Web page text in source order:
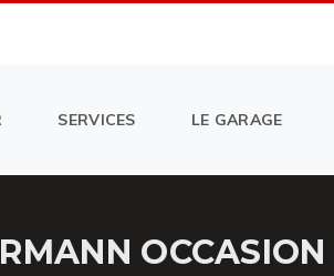
SERVICES LE GARAGE